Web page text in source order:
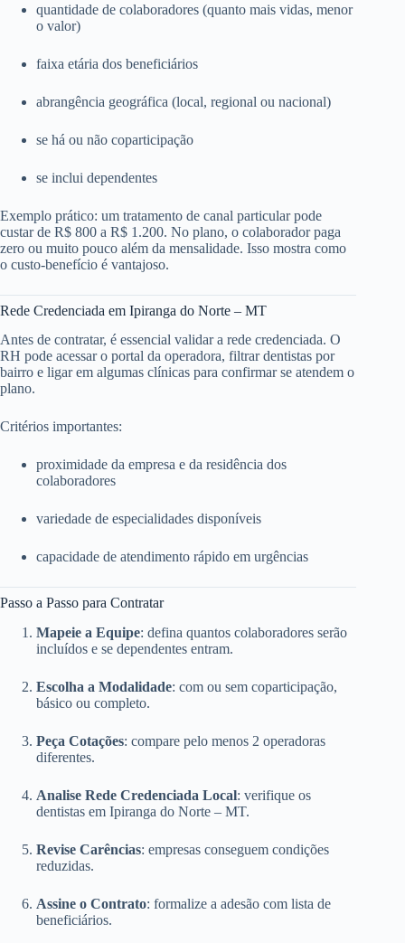
quantidade de colaboradores (quanto mais vidas, menor
o valor)
faixa etária dos beneficiários
abrangência geográfica (local, regional ou nacional)
se há ou não coparticipação
se inclui dependentes
Exemplo prático: um tratamento de canal particular pode
custar de R$ 800 a R$ 1.200. No plano, o colaborador paga
zero ou muito pouco além da mensalidade. Isso mostra como
o custo-benefício é vantajoso.
Rede Credenciada em Ipiranga do Norte – MT
Antes de contratar, é essencial validar a rede credenciada. O
RH pode acessar o portal da operadora, filtrar dentistas por
bairro e ligar em algumas clínicas para confirmar se atendem o
plano.
Critérios importantes:
proximidade da empresa e da residência dos
colaboradores
variedade de especialidades disponíveis
capacidade de atendimento rápido em urgências
Passo a Passo para Contratar
Mapeie a Equipe: defina quantos colaboradores serão
incluídos e se dependentes entram.
Escolha a Modalidade: com ou sem coparticipação,
básico ou completo.
Peça Cotações: compare pelo menos 2 operadoras
diferentes.
Analise Rede Credenciada Local: verifique os
dentistas em Ipiranga do Norte – MT.
Revise Carências: empresas conseguem condições
reduzidas.
Assine o Contrato: formalize a adesão com lista de
beneficiários.